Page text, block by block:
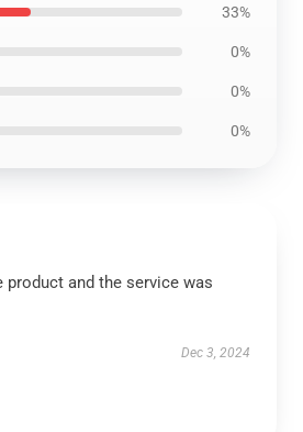
33%
0%
0%
0%
product and the service was
Dec 3, 2024